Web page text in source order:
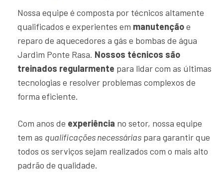
Nossa equipe é composta por técnicos altamente
qualificados e experientes em manutençãoe
reparo de aquecedores a gás e bombas de água
Jardim Ponte Rasa. Nossos técnicos são
treinados regularmente para lidar com as últimas
tecnologias e resolver problemas complexos de
forma eficiente.
Com anos de experiência no setor, nossa equipe
tem as qualificações necessárias para garantir que
todos os serviços sejam realizados com o mais alto
padrão de qualidade.